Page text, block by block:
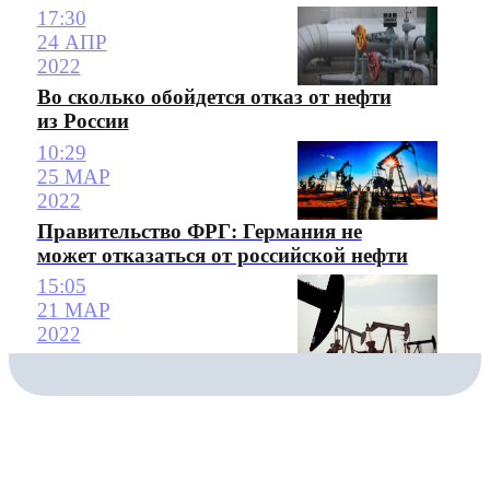
17:30
24 АПР
2022
Во сколько обойдется отказ от нефти
из России
10:29
25 МАР
2022
Правительство ФРГ: Германия не
может отказаться от российской нефти
15:05
21 МАР
2022